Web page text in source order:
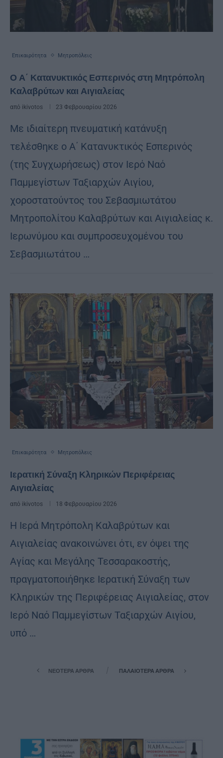
Επικαιρότητα Μητροπόλεις
Ο Α΄ Κατανυκτικός Εσπερινός στη Μητρόπολη
Καλαβρύτων και Αιγιαλείας
από ikivotos 23 Φεβρουαρίου 2026
Με ιδιαίτερη πνευματική κατάνυξη
τελέσθηκε ο Α΄ Κατανυκτικός Εσπερινός
(της Συγχωρήσεως) στον Ιερό Ναό
Παμμεγίστων Ταξιαρχών Αιγίου,
χοροστατούντος του Σεβασμιωτάτου
Μητροπολίτου Καλαβρύτων και Αιγιαλείας κ.
Ιερωνύμου και συμπροσευχομένου του
Σεβασμιωτάτου …
Επικαιρότητα Μητροπόλεις
Ιερατική Σύναξη Κληρικών Περιφέρειας
Αιγιαλείας
από ikivotos 18 Φεβρουαρίου 2026
Η Ιερά Μητρόπολη Καλαβρύτων και
Αιγιαλείας ανακοινώνει ότι, εν όψει της
Αγίας και Μεγάλης Τεσσαρακοστής,
πραγματοποιήθηκε Ιερατική Σύναξη των
Κληρικών της Περιφέρειας Αιγιαλείας, στον
Ιερό Ναό Παμμεγίστων Ταξιαρχών Αιγίου,
υπό …
ΝΕΌΤΕΡΑ ΆΡΘΡΑ ΠΑΛΑΙΌΤΕΡΑ ΆΡΘΡΑ